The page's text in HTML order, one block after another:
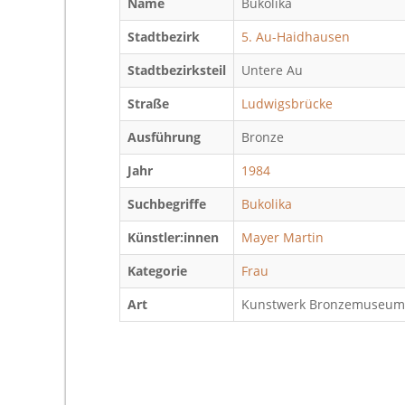
Stadtbezirk
5. Au-Haidhausen
Stadtbezirksteil
Untere Au
Straße
Ludwigsbrücke
Ausführung
Bronze
Jahr
1984
Suchbegriffe
Bukolika
Künstler:innen
Mayer Martin
Kategorie
Frau
Art
Kunstwerk